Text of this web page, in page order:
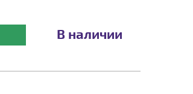
В наличии